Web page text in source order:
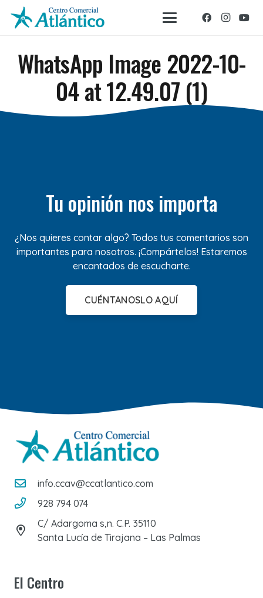
WhatsApp Image 2022-10-
04 at 12.49.07 (1)
Tu opinión nos importa
¿Nos quieres contar algo? Todos tus comentarios son
importantes para nosotros. ¡Compártelos! Estaremos
encantados de escucharte.
CUÉNTANOSLO AQUÍ
info.ccav@ccatlantico.com
928 794 074
C/ Adargoma s,n. C.P. 35110
Santa Lucía de Tirajana – Las Palmas
El Centro